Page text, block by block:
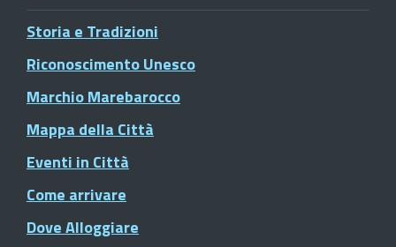
Storia e Tradizioni
Riconoscimento Unesco
Marchio Marebarocco
Mappa della Città
Eventi in Città
Come arrivare
Dove Alloggiare